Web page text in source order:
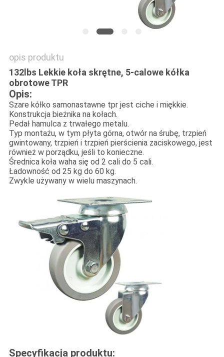
opis produktu
132lbs Lekkie koła skrętne, 5-calowe kółka
obrotowe TPR
Opis:
Szare kółko samonastawne tpr jest ciche i miękkie.
Konstrukcja bieżnika na kołach.
Pedał hamulca z trwałego metalu.
Typ montażu, w tym płyta górna, otwór na śrubę, trzpień
gwintowany, trzpień i trzpień pierścienia zaciskowego, jest
również w porządku, jeśli to konieczne.
Średnica koła waha się od 2 cali do 5 cali.
Ładowność od 25 kg do 60 kg.
Zwykle używany w wielu maszynach.
Specyfikacja produktu: